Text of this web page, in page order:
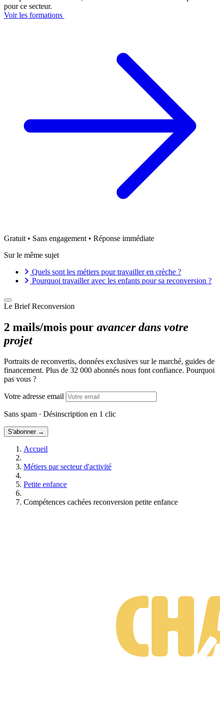
pour ce secteur.
Voir les formations
Gratuit • Sans engagement • Réponse immédiate
Sur le même sujet
Quels sont les métiers pour travailler en crèche ?
Pourquoi travailler avec les enfants pour sa reconversion ?
Le Brief Reconversion
2 mails/mois pour avancer dans votre
projet
Portraits de reconvertis, données exclusives sur le marché, guides de
financement. Plus de 32 000 abonnés nous font confiance. Pourquoi
pas vous ?
Votre adresse email
Sans spam · Désinscription en 1 clic
S'abonner →
Accueil
Métiers par secteur d'activité
Petite enfance
Compétences cachées reconversion petite enfance